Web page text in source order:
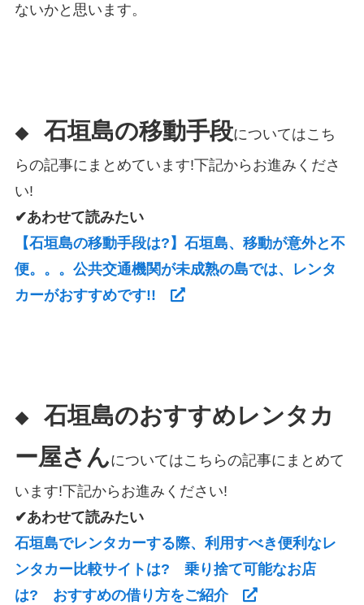
ないかと思います。
◆ 石垣島の移動手段についてはこち
らの記事にまとめています!下記からお進みくださ
い!
✔あわせて読みたい
【石垣島の移動手段は?】石垣島、移動が意外と不
便。。。公共交通機関が未成熟の島では、レンタ
カーがおすすめです!!
◆ 石垣島のおすすめレンタカ
ー屋さんについてはこちらの記事にまとめて
います!下記からお進みください!
✔あわせて読みたい
石垣島でレンタカーする際、利用すべき便利なレ
ンタカー比較サイトは? 乗り捨て可能なお店
は? おすすめの借り方をご紹介